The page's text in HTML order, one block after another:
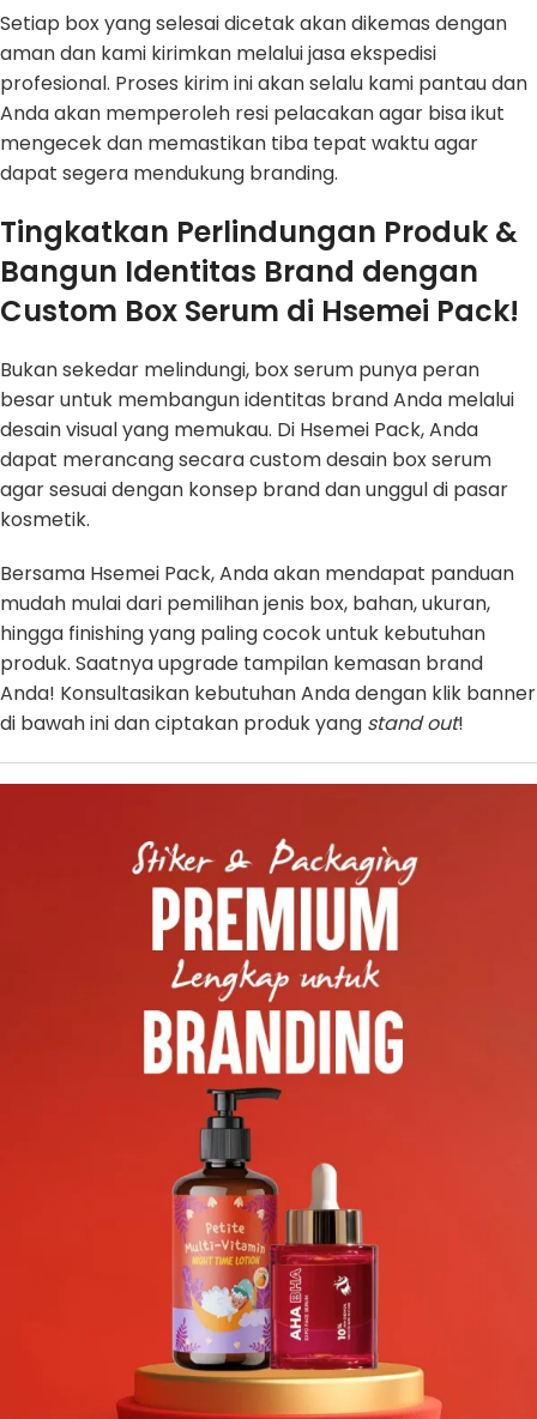
Setiap box yang selesai dicetak akan dikemas dengan
aman dan kami kirimkan melalui jasa ekspedisi
profesional. Proses kirim ini akan selalu kami pantau dan
Anda akan memperoleh resi pelacakan agar bisa ikut
mengecek dan memastikan tiba tepat waktu agar
dapat segera mendukung branding.
Tingkatkan Perlindungan Produk &
Bangun Identitas Brand dengan
Custom Box Serum di Hsemei Pack!
Bukan sekedar melindungi, box serum punya peran
besar untuk membangun identitas brand Anda melalui
desain visual yang memukau. Di Hsemei Pack, Anda
dapat merancang secara custom desain box serum
agar sesuai dengan konsep brand dan unggul di pasar
kosmetik.
Bersama Hsemei Pack, Anda akan mendapat panduan
mudah mulai dari pemilihan jenis box, bahan, ukuran,
hingga finishing yang paling cocok untuk kebutuhan
produk. Saatnya upgrade tampilan kemasan brand
Anda! Konsultasikan kebutuhan Anda dengan klik banner
di bawah ini dan ciptakan produk yang stand out!